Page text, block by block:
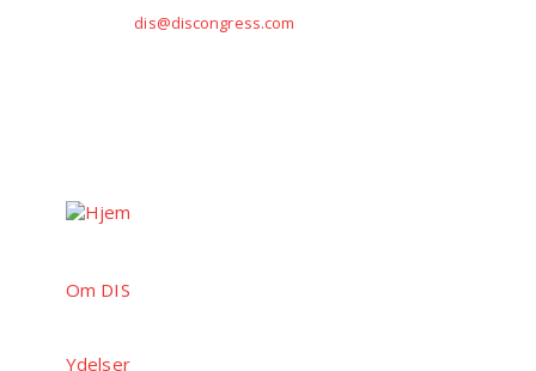
dis@discongress.com
Om DIS
Ydelser